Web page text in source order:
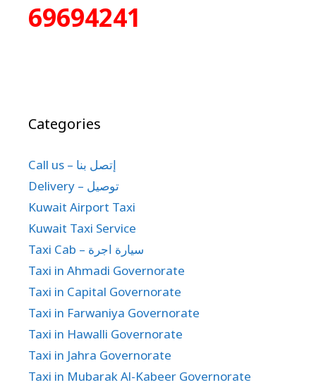
69694241
Categories
Call us – إتصل بنا
Delivery – توصيل
Kuwait Airport Taxi
Kuwait Taxi Service
Taxi Cab – سيارة اجرة
Taxi in Ahmadi Governorate
Taxi in Capital Governorate
Taxi in Farwaniya Governorate
Taxi in Hawalli Governorate
Taxi in Jahra Governorate
Taxi in Mubarak Al-Kabeer Governorate